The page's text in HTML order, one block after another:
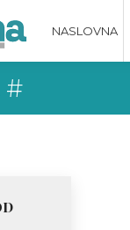
NASLOVNA
#